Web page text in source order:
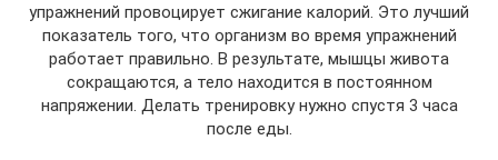
упражнений провоцирует сжигание калорий. Это лучший
показатель того, что организм во время упражнений
работает правильно. В результате, мышцы живота
сокращаются, а тело находится в постоянном
напряжении. Делать тренировку нужно спустя 3 часа
после еды.